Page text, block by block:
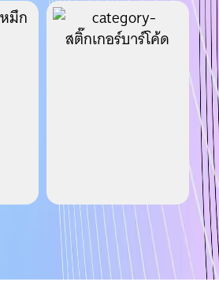
สติ๊กเกอร์บาร์โค้ด